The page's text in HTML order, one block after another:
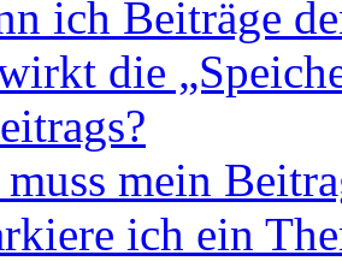
ich Beiträge
die
mein
ich ein